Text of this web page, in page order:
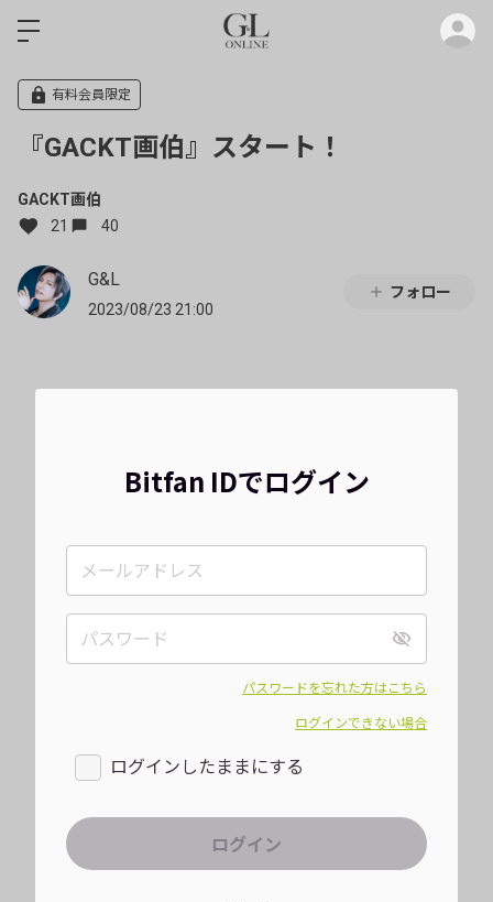
有料会員限定
『GACKT画伯』スタート！
GACKT画伯
21
40
G&L
2023/08/23 21:00
フォロー
Bitfan IDでログイン
パスワードを忘れた方はこちら
ログインできない場合
ログインしたままにする